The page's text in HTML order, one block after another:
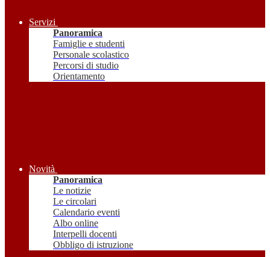
Servizi
Panoramica
Famiglie e studenti
Personale scolastico
Percorsi di studio
Orientamento
Novità
Panoramica
Le notizie
Le circolari
Calendario eventi
Albo online
Interpelli docenti
Obbligo di istruzione